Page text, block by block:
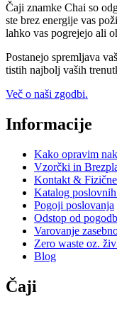
Čaji znamke Chai so
ste brez energije vas
lahko vas pogrejejo ali
Postanejo spremljava
tistih najbolj vaših
Več o naši zgodbi.
Informacije
Kako opravim
Vzorčki in
Kontakt &
Katalog
Pogoji poslovanja
Odstop od
Varovanje
Zero waste oz.
Blog
Čaji